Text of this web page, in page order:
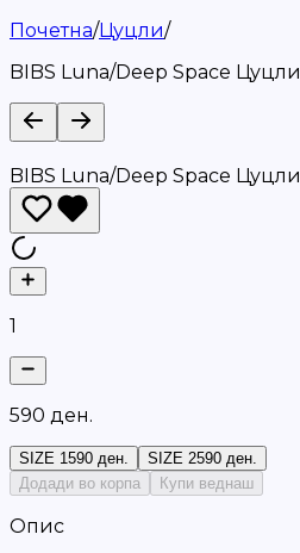
Почетна/Цуцли/
BIBS Luna/Deep Space Цуцли
BIBS Luna/Deep Space Цуцли
1
590 ден.
SIZE 1590 ден. SIZE 2590 ден.
Додади во корпа
Купи веднаш
Опис